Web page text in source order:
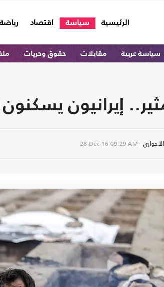
الرئيسية
(current) سياسة اقتصاد رياضة
سياسة عربية مقابلات حقوق وحريات
إيرانيون
28-Dec-16 09:29 AM